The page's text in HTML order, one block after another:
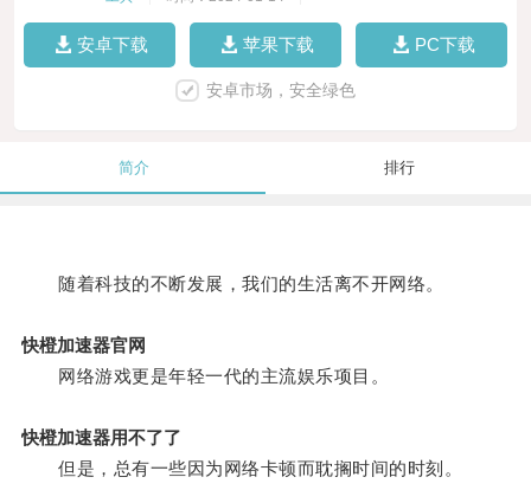
安卓下载 苹果下载 PC下载
安卓市场，安全绿色
简介 排行
随着科技的不断发展，我们的生活离不开网络。
快橙加速器官网
网络游戏更是年轻一代的主流娱乐项目。
快橙加速器用不了了
但是，总有一些因为网络卡顿而耽搁时间的时刻。